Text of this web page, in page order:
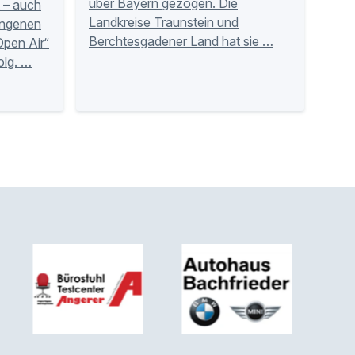
auch
Air“
…
Landkreise Traunstein und
Berchtesgadener Land hat sie …